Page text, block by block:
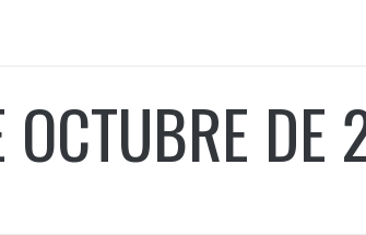
OCTUBRE